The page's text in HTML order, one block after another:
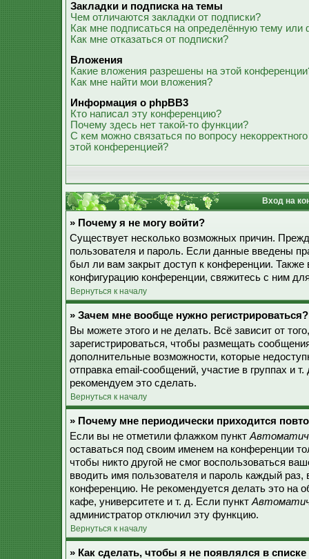
Закладки и подписка на темы
Чем отличаются закладки от подписки?
Как мне подписаться на определённую тему или
Как мне отказаться от подписки?
Вложения
Какие вложения разрешены на этой
Как мне найти мои вложения?
Информация о phpBB3
Кто написал эту конференцию?
Почему здесь нет такой-то функции?
С кем можно связаться по вопросу
этой конференцией?
Вход на
» Почему я не могу войти?
Существует несколько возможных причин.
пользователя и пароль. Если данные введены
был ли вам закрыт доступ к конференции. Также
конфигурацию конференции, свяжитесь с ним
Вернуться к началу
» Зачем мне вообще нужно регистрироваться?
Вы можете этого и не делать. Всё зависит от
зарегистрироваться, чтобы размещать
дополнительные возможности, которые
отправка email-сообщений, участие в группах и
рекомендуем это сделать.
Вернуться к началу
» Почему мне периодически приходится
Если вы не отметили флажком пункт
оставаться под своим именем на конференции
чтобы никто другой не смог воспользоваться
вводить имя пользователя и пароль каждый
конференцию. Не рекомендуется делать это на
кафе, университете и т. д. Если пункт
администратор отключил эту функцию.
Вернуться к началу
» Как сделать, чтобы я не появлялся в